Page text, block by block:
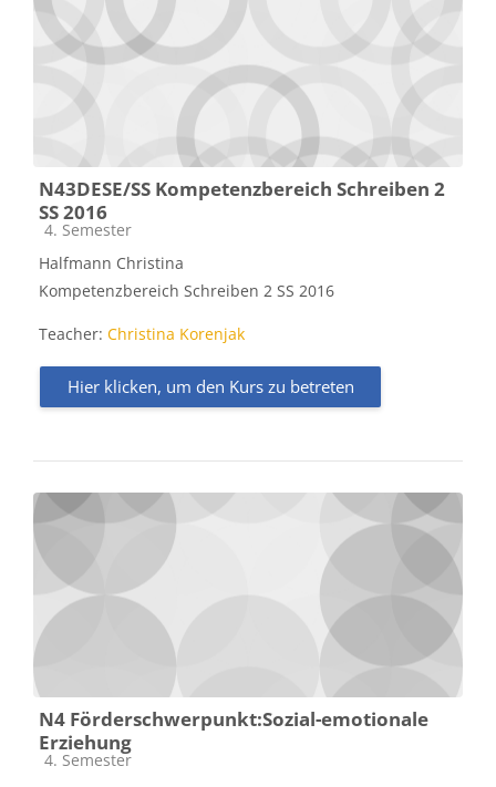
N43DESE/SS Kompetenzbereich Schreiben 2
SS 2016
Kursbereich
4. Semester
Halfmann Christina
Kompetenzbereich Schreiben 2 SS 2016
Teacher: Christina Korenjak
Hier klicken, um den Kurs zu betreten
N4 Förderschwerpunkt:Sozial-emotionale
Erziehung
Kursbereich
4. Semester